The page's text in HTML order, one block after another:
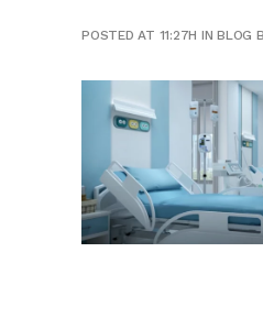
POSTED AT 11:27H INBLOG